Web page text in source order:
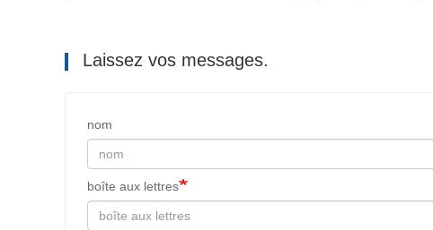
Laissez vos messages.
nom
boîte aux lettres